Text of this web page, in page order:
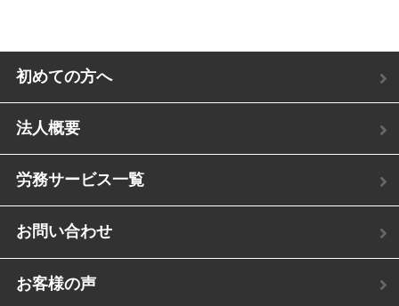
初めての方へ
法人概要
労務サービス一覧
お問い合わせ
お客様の声